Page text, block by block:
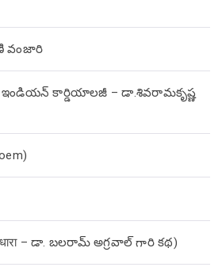
వంజారి
కార్డియాలజీ – డా.శివరామకృష్ణ
– డా. బలరామ్ అగ్రవాల్ గారి కథ)